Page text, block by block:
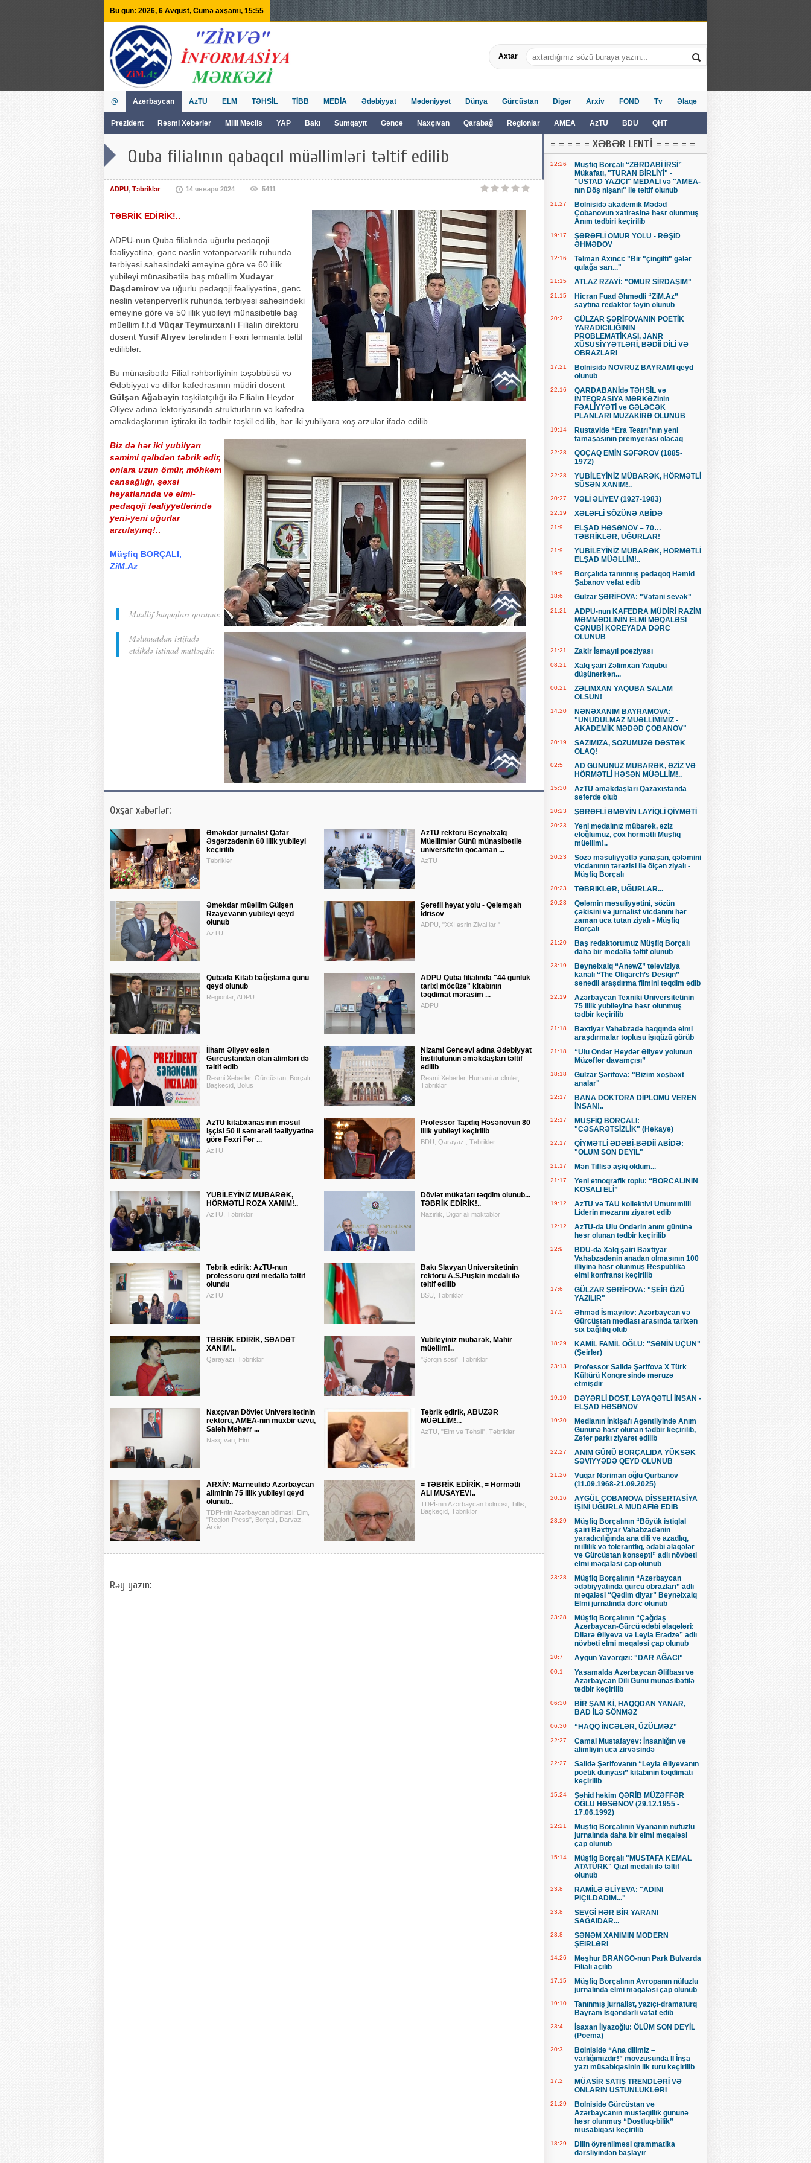
Bu gün: 2026, 6 Avqust, Cümə axşamı, 15:55
Axtar
@ Azərbaycan
Prezident Rəsmi Xəbərlər Milli Məclis YAP Bakı Sumqayıt Gəncə Naxçıvan Qarabağ Regionlar AMEA AzTU BDU QHT
AzTU ELM TƏHSİL TİBB MEDİA Ədəbiyyat Mədəniyyət Dünya Gürcüstan Digər Arxiv FOND Tv Əlaqə
Quba filialının qabaqcıl müəllimləri təltif edilib
ADPU, Təbriklər 14 января 2024 5411
TƏBRİK EDİRİK!..
ADPU-nun Quba filialında uğurlu pedaqoji
fəaliyyətinə, gənc nəslin vətənpərvərlik ruhunda
tərbiyəsi sahəsindəki əməyinə görə və 60 illik
yubileyi münasibətilə baş müəllim Xudayar
Daşdəmirov və uğurlu pedaqoji fəaliyyətinə, gənc
nəslin vətənpərvərlik ruhunda tərbiyəsi sahəsindəki
əməyinə görə və 50 illik yubileyi münasibətilə baş
müəllim f.f.d Vüqar Teymurxanlı Filialın direktoru
dosent Yusif Alıyev tərəfindən Fəxri fərmanla təltif
ediliblər.
Bu münasibətlə Filial rəhbərliyinin təşəbbüsü və
Ədəbiyyat və dillər kafedrasının müdiri dosent
Gülşən Ağabəyin təşkilatçılığı ilə Filialın Heydər
Əliyev adına lektoriyasında strukturların və kafedra
əməkdaşlarının iştirakı ilə tədbir təşkil edilib, hər iki yubilyara xoş arzular ifadə edilib.
Biz də hər iki yubilyarı
səmimi qəlbdən təbrik edir,
onlara uzun ömür, möhkəm
cansağlığı, şəxsi
həyatlarında və elmi-
pedaqoji fəaliyyətlərində
yeni-yeni uğurlar
arzulayırıq!..
Müşfiq BORÇALI,
ZiM.Az
Muəllif huquqları qorunur.
Məlumatdan istifadə
etdikdə istinad mutləqdir.
Oxşar xəbərlər:
Əməkdar jurnalist Qafar
Əsgərzadənin 60 illik yubileyi
keçirilib
Təbriklər
AzTU rektoru Beynəlxalq
Müəllimlər Günü münasibətilə
universitetin qocaman ...
AzTU
Əməkdar müəllim Gülşən
Rzayevanın yubileyi qeyd
olunub
AzTU
Şərəfli həyat yolu - Qələmşah
İdrisov
ADPU, "XXI əsrin Ziyalıları"
Qubada Kitab bağışlama günü
qeyd olunub
Regionlar, ADPU
ADPU Quba filialında "44 günlük
tarixi möcüzə" kitabının
təqdimat mərasim ...
ADPU
İlham Əliyev əslən
Gürcüstandan olan alimləri də
təltif edib
Rəsmi Xəbərlər, Gürcüstan, Borçalı,
Başkeçid, Bolus
Nizami Gəncəvi adına Ədəbiyyat
İnstitutunun əməkdaşları təltif
edilib
Rəsmi Xəbərlər, Humanitar elmlər,
Təbriklər
AzTU kitabxanasının məsul
işçisi 50 il səmərəli fəaliyyətinə
görə Fəxri Fər ...
AzTU
Professor Tapdıq Həsənovun 80
illik yubileyi keçirilib
BDU, Qarayazı, Təbriklər
YUBİLEYİNİZ MÜBARƏK,
HÖRMƏTLİ ROZA XANIM!..
AzTU, Təbriklər
Dövlət mükafatı təqdim olunub...
TƏBRİK EDİRİK!..
Nazirlik, Digər ali məktəblər
Təbrik edirik: AzTU-nun
professoru qızıl medalla təltif
olundu
AzTU
Bakı Slavyan Universitetinin
rektoru A.S.Puşkin medalı ilə
təltif edilib
BSU, Təbriklər
TƏBRİK EDİRİK, SƏADƏT
XANIM!..
Qarayazı, Təbriklər
Yubileyiniz mübarək, Mahir
müəllim!..
"Şərqin səsi", Təbriklər
Naxçıvan Dövlət Universitetinin
rektoru, AMEA-nın müxbir üzvü,
Saleh Məhərr ...
Naxçıvan, Elm
Təbrik edirik, ABUZƏR
MÜƏLLİM!...
AzTU, "Elm və Təhsil", Təbriklər
ARXİV: Marneulidə Azərbaycan
aliminin 75 illik yubileyi qeyd
olunub..
TDPİ-nin Azərbaycan bölməsi, Elm,
"Region-Press", Borçalı, Darvaz,
Arxiv
= TƏBRİK EDİRİK, = Hörmətli
ALI MUSAYEV!..
TDPİ-nin Azərbaycan bölməsi, Tiflis,
Başkeçid, Təbriklər
Rəy yazın:
= = = = = XƏBƏR LENTİ = = = = =
22:26
Müşfiq Borçalı “ZƏRDABİ İRSİ”
Mükafatı, "TURAN BİRLİYİ" -
"USTAD YAZIÇI" MEDALI və "AMEA-
nın Döş nişanı" ilə təltif olunub
21:27
Bolnisidə akademik Mədəd
Çobanovun xatirəsinə həsr olunmuş
Anım tədbiri keçirilib
19:17
ŞƏRƏFLİ ÖMÜR YOLU - RƏŞİD
ƏHMƏDOV
12:16
Telman Axıncı: "Bir "çingilti" gələr
qulağa sarı..."
21:15 ATLAZ RZAYİ: "ÖMÜR SİRDAŞIM"
21:15
Hicran Fuad Əhmədli “ZiM.Az”
saytına redaktor təyin olunub
20:2
GÜLZAR ŞƏRİFOVANIN POETİK
YARADICILIĞININ
PROBLEMATİKASI, JANR
XÜSUSİYYƏTLƏRİ, BƏDİİ DİLİ VƏ
OBRAZLARI
17:21
Bolnisidə NOVRUZ BAYRAMI qeyd
olunub
22:16
QARDABANİdə TƏHSİL və
İNTEQRASİYA MƏRKƏZİnin
FƏALİYYƏTİ və GƏLƏCƏK
PLANLARI MÜZAKİRƏ OLUNUB
19:14
Rustavidə “Era Teatrı”nın yeni
tamaşasının premyerası olacaq
22:28
QOÇAQ EMİN SƏFƏROV (1885-
1972)
22:28
YUBİLEYİNİZ MÜBARƏK, HÖRMƏTLİ
SÜSƏN XANIM!..
20:27 VƏLİ ƏLİYEV (1927-1983)
22:19 XƏLƏFLİ SÖZÜNƏ ABİDƏ
21:9
ELŞAD HƏSƏNOV – 70…
TƏBRİKLƏR, UĞURLAR!
21:9
YUBİLEYİNİZ MÜBARƏK, HÖRMƏTLİ
ELŞAD MÜƏLLİM!..
19:9
Borçalıda tanınmış pedaqoq Həmid
Şabanov vəfat edib
18:6 Gülzar ŞƏRİFOVA: "Vətəni sevək"
21:21
ADPU-nun KAFEDRA MÜDİRİ RAZİM
MƏMMƏDLİNİN ELMİ MƏQALƏSİ
CƏNUBİ KOREYADA DƏRC
OLUNUB
21:21 Zakir İsmayıl poeziyası
08:21
Xalq şairi Zəlimxan Yaqubu
düşünərkən...
00:21
ZƏLIMXAN YAQUBA SALAM
OLSUN!
14:20
NƏNƏXANIM BAYRAMOVA:
"UNUDULMAZ MÜƏLLİMİMİZ -
AKADEMİK MƏDƏD ÇOBANOV"
20:19
SAZIMIZA, SÖZÜMÜZƏ DƏSTƏK
OLAQ!
02:5
AD GÜNÜNÜZ MÜBARƏK, ƏZİZ VƏ
HÖRMƏTLİ HƏSƏN MÜƏLLİM!..
15:30
AzTU əməkdaşları Qazaxıstanda
səfərdə olub
20:23 ŞƏRƏFLİ ƏMƏYİN LAYİQLİ QİYMƏTİ
20:23
Yeni medalınız mübarək, əziz
eloğlumuz, çox hörmətli Müşfiq
müəllim!..
20:23
Sözə məsuliyyətlə yanaşan, qələmini
vicdanının tərəzisi ilə ölçən ziyalı -
Müşfiq Borçalı
20:23 TƏBRIKLƏR, UĞURLAR...
20:23
Qələmin məsuliyyətini, sözün
çəkisini və jurnalist vicdanını hər
zaman uca tutan ziyalı - Müşfiq
Borçalı
21:20
Baş redaktorumuz Müşfiq Borçalı
daha bir medalla təltif olunub
23:19
Beynəlxalq “AnewZ” televiziya
kanalı “The Oligarch’s Design”
sənədli araşdırma filmini təqdim edib
22:19
Azərbaycan Texniki Universitetinin
75 illik yubileyinə həsr olunmuş
tədbir keçirilib
21:18
Bəxtiyar Vahabzadə haqqında elmi
araşdırmalar toplusu işıqüzü görüb
21:18
“Ulu Öndər Heydər Əliyev yolunun
Müzəffər davamçısı”
18:18
Gülzar Şərifova: "Bizim xoşbəxt
analar"
22:17
BANA DOKTORA DİPLOMU VEREN
İNSAN!..
22:17
MÜŞFİQ BORÇALI:
"CƏSARƏTSİZLİK" (Hekayə)
22:17
QİYMƏTLİ ƏDƏBİ-BƏDİİ ABİDƏ:
"ÖLÜM SON DEYİL"
21:17 Mən Tiflisə aşiq oldum...
21:17
Yeni etnoqrafik toplu: “BORCALININ
KOSALI ELİ”
19:12
AzTU və TAU kollektivi Ümummilli
Liderin məzarını ziyarət edib
12:12
AzTU-da Ulu Öndərin anım gününə
həsr olunan tədbir keçirilib
22:9
BDU-da Xalq şairi Bəxtiyar
Vahabzadənin anadan olmasının 100
illiyinə həsr olunmuş Respublika
elmi konfransı keçirilib
17:6
GÜLZAR ŞƏRİFOVA: "ŞEİR ÖZÜ
YAZILIR"
17:5
Əhməd İsmayılov: Azərbaycan və
Gürcüstan mediası arasında tarixən
sıx bağlılıq olub
18:29
KAMİL FAMİL OĞLU: "SƏNİN ÜÇÜN"
(Şeirlər)
23:13
Professor Salidə Şərifova X Türk
Kültürü Konqresində məruzə
etmişdir
19:10
DƏYƏRLİ DOST, LƏYAQƏTLİ İNSAN -
ELŞAD HƏSƏNOV
19:30
Medianın İnkişafı Agentliyində Anım
Gününə həsr olunan tədbir keçirilib,
Zəfər parkı ziyarət edilib
22:27
ANIM GÜNÜ BORÇALIDA YÜKSƏK
SƏVİYYƏDƏ QEYD OLUNUB
21:26
Vüqar Nəriman oğlu Qurbanov
(11.09.1968-21.09.2025)
20:16
AYGÜL ÇOBANOVA DİSSERTASİYA
İŞİNİ UĞURLA MÜDAFİƏ EDİB
23:29
Müşfiq Borçalının “Böyük istiqlal
şairi Bəxtiyar Vahabzadənin
yaradıcılığında ana dili və azadlıq,
millilik və tolerantlıq, ədəbi əlaqələr
və Gürcüstan konsepti” adlı növbəti
elmi məqaləsi çap olunub
23:28
Müşfiq Borçalının “Azərbaycan
ədəbiyyatında gürcü obrazları” adlı
məqaləsi “Qədim diyar” Beynəlxalq
Elmi jurnalında dərc olunub
23:28
Müşfiq Borçalının “Çağdaş
Azərbaycan-Gürcü ədəbi əlaqələri:
Dilarə Əliyeva və Leyla Eradze” adlı
növbəti elmi məqaləsi çap olunub
20:7 Aygün Yavərqızı: "DAR AĞACI"
00:1
Yasamalda Azərbaycan Əlifbası və
Azərbaycan Dili Günü münasibətilə
tədbir keçirilib
06:30
BİR ŞAM Kİ, HAQQDAN YANAR,
BAD İLƏ SÖNMƏZ
06:30 “HAQQ İNCƏLƏR, ÜZÜLMƏZ”
22:27
Camal Mustafayev: İnsanlığın və
alimliyin uca zirvəsində
22:27
Salidə Şərifovanın “Leyla Əliyevanın
poetik dünyası” kitabının təqdimatı
keçirilib
15:24
Şəhid həkim QƏRİB MÜZƏFFƏR
OĞLU HƏSƏNOV (29.12.1955 -
17.06.1992)
22:21
Müşfiq Borçalının Vyananın nüfuzlu
jurnalında daha bir elmi məqaləsi
çap olunub
15:14
Müşfiq Borçalı "MUSTAFA KEMAL
ATATÜRK" Qızıl medalı ilə təltif
olunub
23:8
RAMİLƏ ƏLİYEVA: "ADINI
PIÇILDADIM..."
23:8
SEVGİ HƏR BİR YARANI
SAĞAIDAR...
23:8
SƏNƏM XANIMIN MODERN
ŞEİRLƏRİ
14:26
Məşhur BRANGO-nun Park Bulvarda
Filialı açılıb
17:15
Müşfiq Borçalının Avropanın nüfuzlu
jurnalında elmi məqaləsi çap olunub
19:10
Tanınmış jurnalist, yazıçı-dramaturq
Bayram İsgəndərli vəfat edib
23:4
İsaxan İlyazoğlu: ÖLÜM SON DEYİL
(Poema)
20:3
Bolnisidə “Ana dilimiz –
varlığımızdır!” mövzusunda II İnşa
yazı müsabiqəsinin ilk turu keçirilib
17:2
MÜASİR SATIŞ TRENDLƏRİ VƏ
ONLARIN ÜSTÜNLÜKLƏRİ
21:29
Bolnisidə Gürcüstan və
Azərbaycanın müstəqillik gününə
həsr olunmuş “Dostluq-bilik”
müsabiqəsi keçirilib
18:29
Dilin öyrənilməsi qrammatika
dərsliyindən başlayır